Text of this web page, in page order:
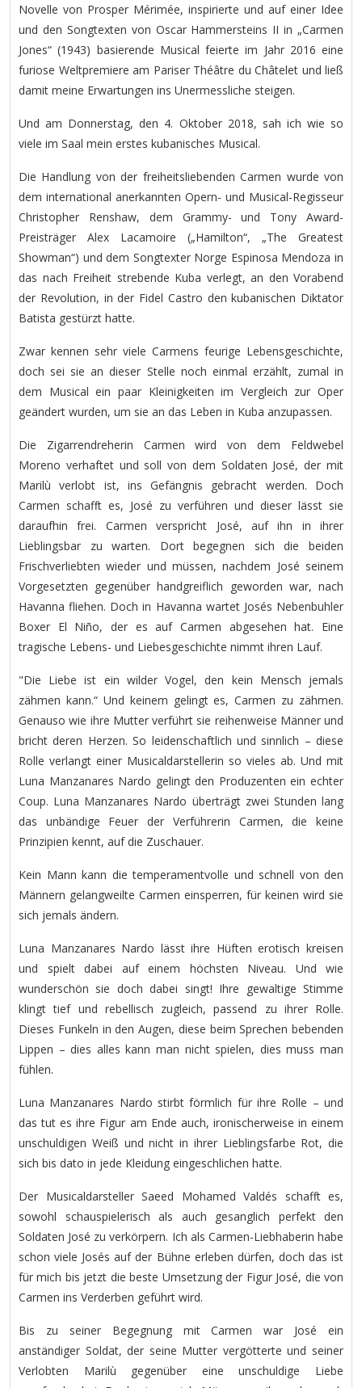
Novelle von Prosper Mérimée, inspirierte und auf einer Idee
und den Songtexten von Oscar Hammersteins II in „Carmen
Jones“ (1943) basierende Musical feierte im Jahr 2016 eine
furiose Weltpremiere am Pariser Théâtre du Châtelet und ließ
damit meine Erwartungen ins Unermessliche steigen.
Und am Donnerstag, den 4. Oktober 2018, sah ich wie so
viele im Saal mein erstes kubanisches Musical.
Die Handlung von der freiheitsliebenden Carmen wurde von
dem international anerkannten Opern- und Musical-Regisseur
Christopher Renshaw, dem Grammy- und Tony Award-
Preisträger Alex Lacamoire („Hamilton“, „The Greatest
Showman“) und dem Songtexter Norge Espinosa Mendoza in
das nach Freiheit strebende Kuba verlegt, an den Vorabend
der Revolution, in der Fidel Castro den kubanischen Diktator
Batista gestürzt hatte.
Zwar kennen sehr viele Carmens feurige Lebensgeschichte,
doch sei sie an dieser Stelle noch einmal erzählt, zumal in
dem Musical ein paar Kleinigkeiten im Vergleich zur Oper
geändert wurden, um sie an das Leben in Kuba anzupassen.
Die Zigarrendreherin Carmen wird von dem Feldwebel
Moreno verhaftet und soll von dem Soldaten José, der mit
Marilù verlobt ist, ins Gefängnis gebracht werden. Doch
Carmen schafft es, José zu verführen und dieser lässt sie
daraufhin frei. Carmen verspricht José, auf ihn in ihrer
Lieblingsbar zu warten. Dort begegnen sich die beiden
Frischverliebten wieder und müssen, nachdem José seinem
Vorgesetzten gegenüber handgreiflich geworden war, nach
Havanna fliehen. Doch in Havanna wartet Josés Nebenbuhler
Boxer El Niño, der es auf Carmen abgesehen hat. Eine
tragische Lebens- und Liebesgeschichte nimmt ihren Lauf.
"Die Liebe ist ein wilder Vogel, den kein Mensch jemals
zähmen kann.“ Und keinem gelingt es, Carmen zu zähmen.
Genauso wie ihre Mutter verführt sie reihenweise Männer und
bricht deren Herzen. So leidenschaftlich und sinnlich – diese
Rolle verlangt einer Musicaldarstellerin so vieles ab. Und mit
Luna Manzanares Nardo gelingt den Produzenten ein echter
Coup. Luna Manzanares Nardo überträgt zwei Stunden lang
das unbändige Feuer der Verführerin Carmen, die keine
Prinzipien kennt, auf die Zuschauer.
Kein Mann kann die temperamentvolle und schnell von den
Männern gelangweilte Carmen einsperren, für keinen wird sie
sich jemals ändern.
Luna Manzanares Nardo lässt ihre Hüften erotisch kreisen
und spielt dabei auf einem höchsten Niveau. Und wie
wunderschön sie doch dabei singt! Ihre gewaltige Stimme
klingt tief und rebellisch zugleich, passend zu ihrer Rolle.
Dieses Funkeln in den Augen, diese beim Sprechen bebenden
Lippen – dies alles kann man nicht spielen, dies muss man
fühlen.
Luna Manzanares Nardo stirbt förmlich für ihre Rolle – und
das tut es ihre Figur am Ende auch, ironischerweise in einem
unschuldigen Weiß und nicht in ihrer Lieblingsfarbe Rot, die
sich bis dato in jede Kleidung eingeschlichen hatte.
Der Musicaldarsteller Saeed Mohamed Valdés schafft es,
sowohl schauspielerisch als auch gesanglich perfekt den
Soldaten José zu verkörpern. Ich als Carmen-Liebhaberin habe
schon viele Josés auf der Bühne erleben dürfen, doch das ist
für mich bis jetzt die beste Umsetzung der Figur José, die von
Carmen ins Verderben geführt wird.
Bis zu seiner Begegnung mit Carmen war José ein
anständiger Soldat, der seine Mutter vergötterte und seiner
Verlobten Marilù gegenüber eine unschuldige Liebe